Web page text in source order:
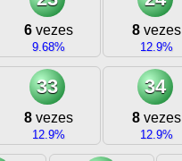
6 vezes
9.68%
8vezes
12.9%
33
8 vezes
12.9%
34
8vezes
12.9%